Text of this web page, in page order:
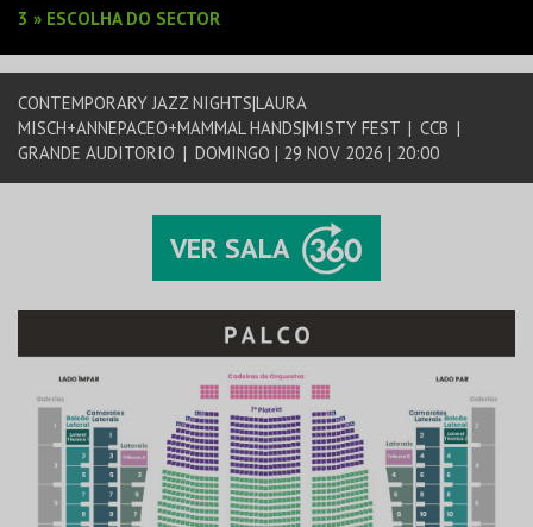
EVENTOS
CARTÕES
PRODUTOS
3 » ESCOLHA DO SECTOR
CONTEMPORARY JAZZ NIGHTS|LAURA
MISCH+ANNEPACEO+MAMMAL HANDS|MISTY FEST | CCB |
GRANDE AUDITORIO | DOMINGO | 29 NOV 2026 | 20:00
VER SALA